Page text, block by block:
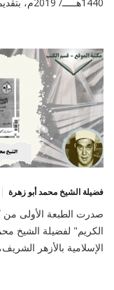
فضيلة الشيخ محمد أبو زهرة
صدرت الطبعة الأولى من
الإسلامية بالأزهر